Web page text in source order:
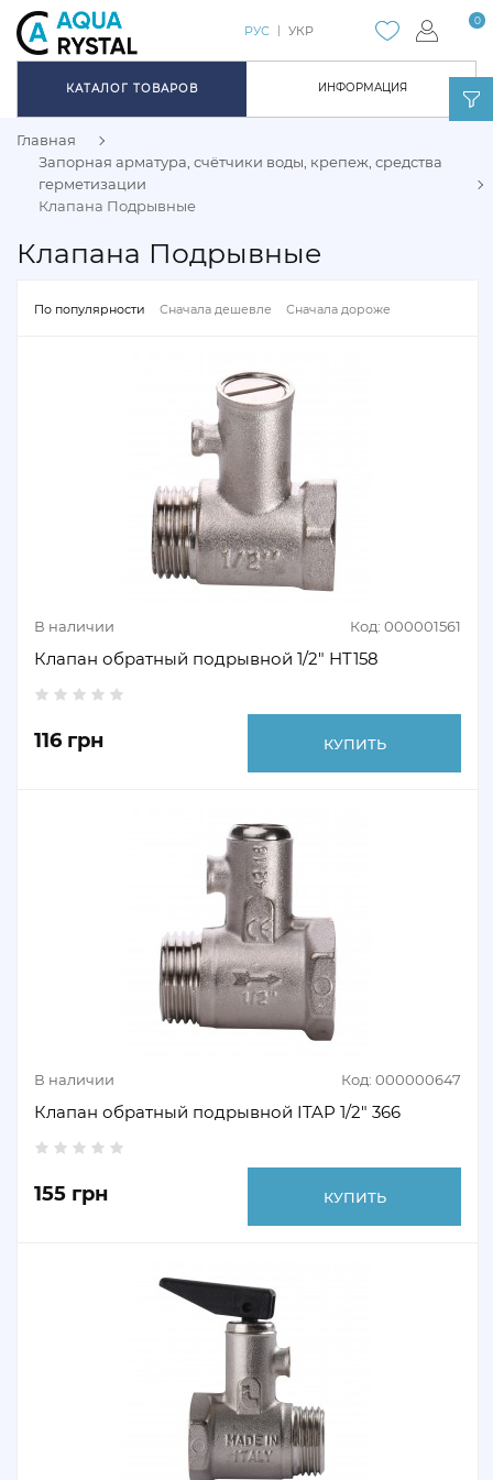
ИНФОРМАЦИЯ
0
РУС УКР
КАТАЛОГ ТОВАРОВ
Главная
Запорная арматура, счётчики воды, крепеж, средства
герметизации
Клапана Подрывные
Клапана Подрывные
По популярности Сначала дешевле Сначала дороже
В наличии Код: 000001561
Клапан обратный подрывной 1/2" HT158
116 грн КУПИТЬ
В наличии Код: 000000647
Клапан обратный подрывной ITAP 1/2" 366
155 грн КУПИТЬ